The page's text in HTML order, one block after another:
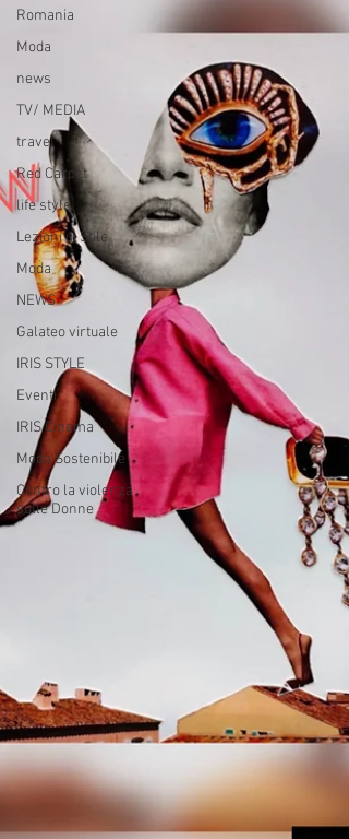
Romania
Moda
news
TV/ MEDIA
travel
Red Carpet
life style
Lezioni di Stile
Moda
NEWS
Galateo virtuale
IRIS STYLE
Eventi
IRIS Cinema
Moda Sostenibile
Contro la violenza
sulle Donne